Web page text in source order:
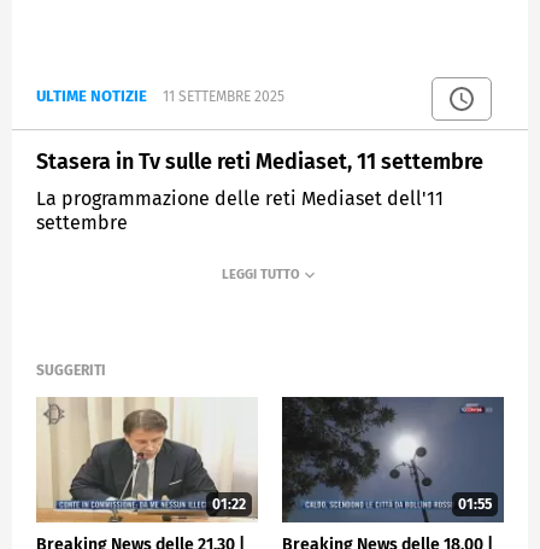
ULTIME NOTIZIE 11 SETTEMBRE 2025
Stasera in Tv sulle reti Mediaset, 11 settembre
La programmazione delle reti Mediaset dell'11
settembre
TGCOM24
SUGGERITI
01:22
Breaking News delle 21.30 |
01:55
Breaking News delle 18.00 |